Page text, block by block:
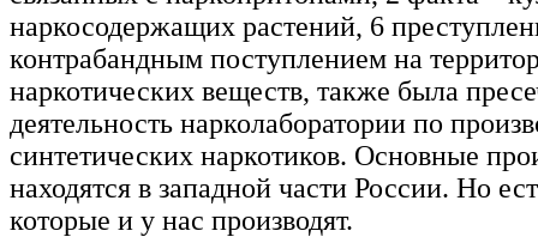
наркосодержащих растений, 6
контрабандным поступлением на
наркотических веществ, также была
деятельность нарколаборатории по
синтетических наркотиков. Основные
находятся в западной части России. Но
которые и у нас производят.